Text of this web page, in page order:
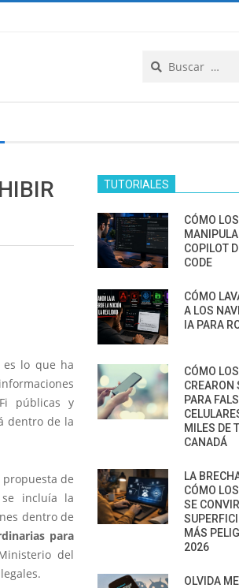
es lo que ha
públicas y
dentro de la
de
incluía la
dentro de
para
del
TUTORIALES
CÓMO
COPILOT
CODE
CÓMO
A LOS
IA PARA
CÓMO
CREARON
PARA
MILES DE
CANADÁ
LA
CÓMO
SE
MÁS
2026
OLVIDA